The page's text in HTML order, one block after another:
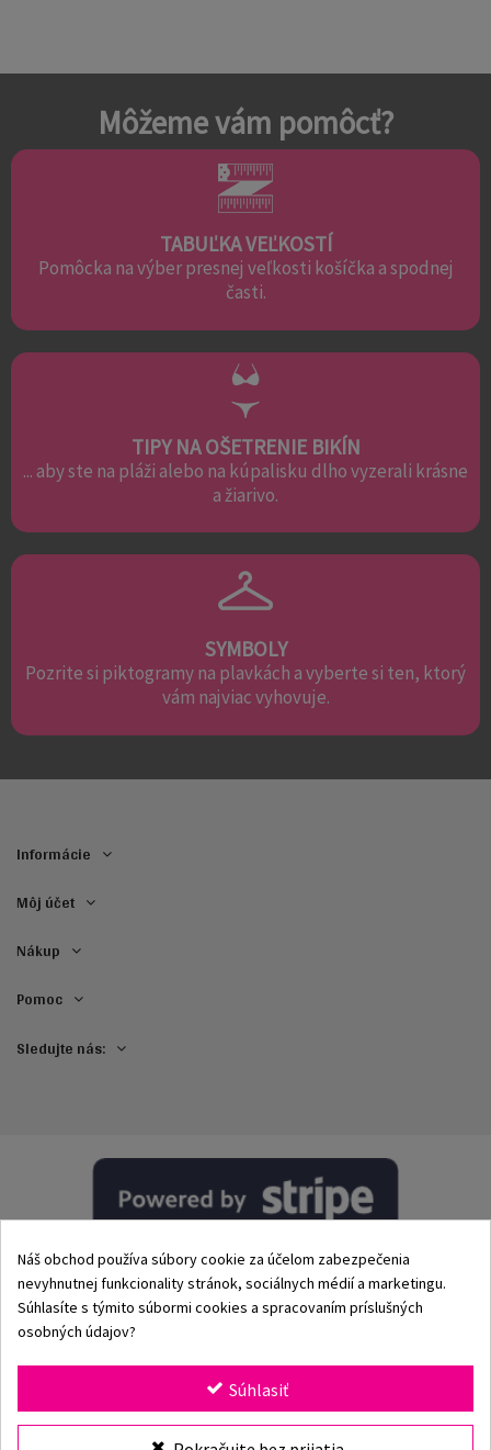
Môžeme vám pomôcť?
TABUĽKA VEĽKOSTÍ
Pomôcka na výber presnej veľkosti košíčka a spodnej
časti.
TIPY NA OŠETRENIE BIKÍN
... aby ste na pláži alebo na kúpalisku dlho vyzerali krásne
a žiarivo.
SYMBOLY
Pozrite si piktogramy na plavkách a vyberte si ten, ktorý
vám najviac vyhovuje.
Informácie
Môj účet
Nákup
Pomoc
Sledujte nás:
© 2002–2026 Origami-Bikini Kft. Všetky práva vyhradené.
Origami Bikini– prémiové dámske plavky a bikiny priamo
Náš obchod používa súbory cookie za účelom zabezpečenia
nevyhnutnej funkcionality stránok, sociálnych médií a marketingu.
Súhlasíte s týmito súbormi cookies a spracovaním príslušných
osobných údajov?
Súhlasiť